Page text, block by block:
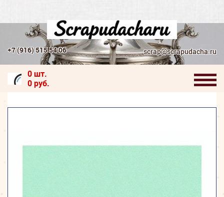
+7 (916) 515 54 06 scrap@scrapudacha.ru
0 шт.
0 руб.